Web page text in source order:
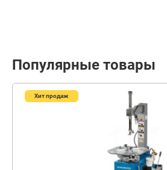
Популярные товары
Хит продаж